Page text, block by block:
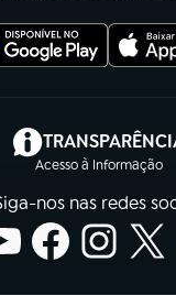
Acesso à Informação
(abre
nos nas redes